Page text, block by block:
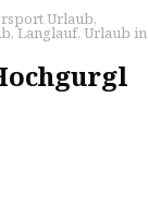
Urlaub,
,Langlauf, Urlaub in